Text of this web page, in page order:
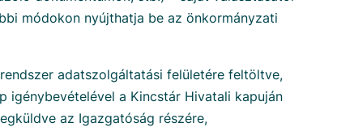
módokon nyújthatja be az önkormányzati
adatszolgáltatási felületére feltöltve,
igénybevételével a Kincstár Hivatali kapuján
az Igazgatóság részére,